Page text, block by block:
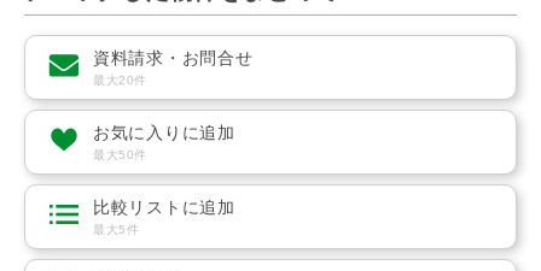
資料請求・お問合せ
最大20件
お気に入りに追加
最大50件
比較リストに追加
最大5件